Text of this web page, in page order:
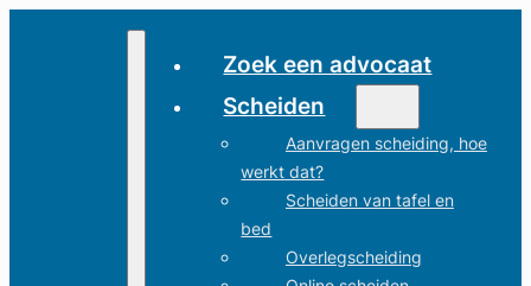
Zoek een advocaat
Scheiden
Aanvragen scheiding, hoe
werkt dat?
Scheiden van tafel en
bed
Overlegscheiding